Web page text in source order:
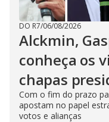
DO R7/06/08/2026
Alckmin,
conheça os
chapas
Com o fim do prazo
apostam no papel
votos e alianças